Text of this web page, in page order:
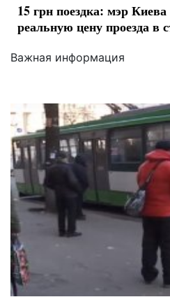
15 грн поездка: мэр
реальную цену проезда в
Важная информация